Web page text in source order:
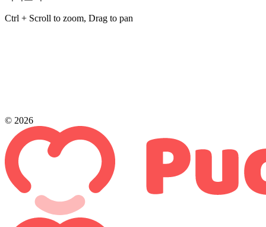
Ctrl + Scroll to zoom, Drag to pan
© 2026